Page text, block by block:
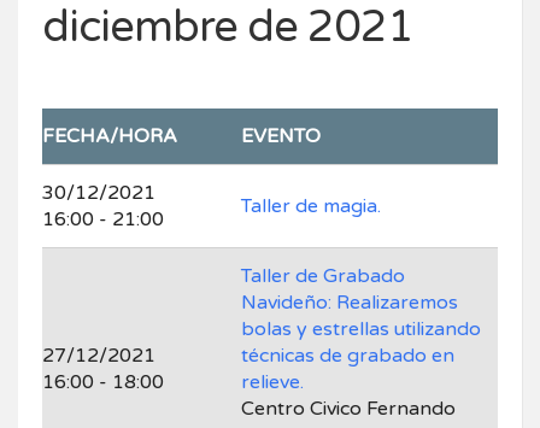
diciembre de 2021
FECHA/HORA EVENTO
30/12/2021
16:00 - 21:00
Taller de magia.
27/12/2021
16:00 - 18:00
Taller de Grabado
Navideño: Realizaremos
bolas y estrellas utilizando
técnicas de grabado en
relieve.
Centro Civico Fernando